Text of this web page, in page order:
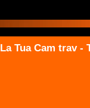
La Tua Cam trav -